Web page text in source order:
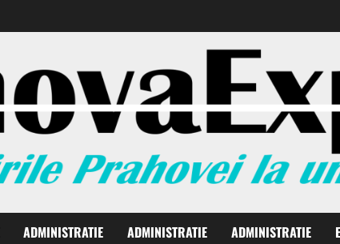
ADMINISTRATIE ADMINISTRATIE ADMINISTRATIE